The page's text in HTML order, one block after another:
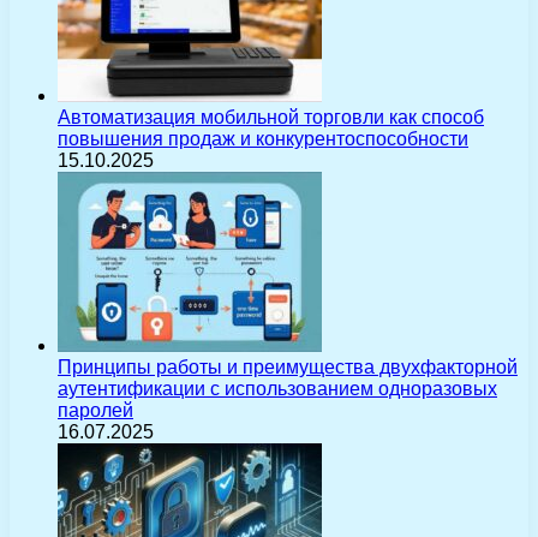
Автоматизация мобильной торговли как способ
повышения продаж и конкурентоспособности
15.10.2025
Принципы работы и преимущества двухфакторной
аутентификации с использованием одноразовых
паролей
16.07.2025